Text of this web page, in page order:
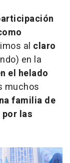
al claro
en la
el helado
muchos
familia de
las